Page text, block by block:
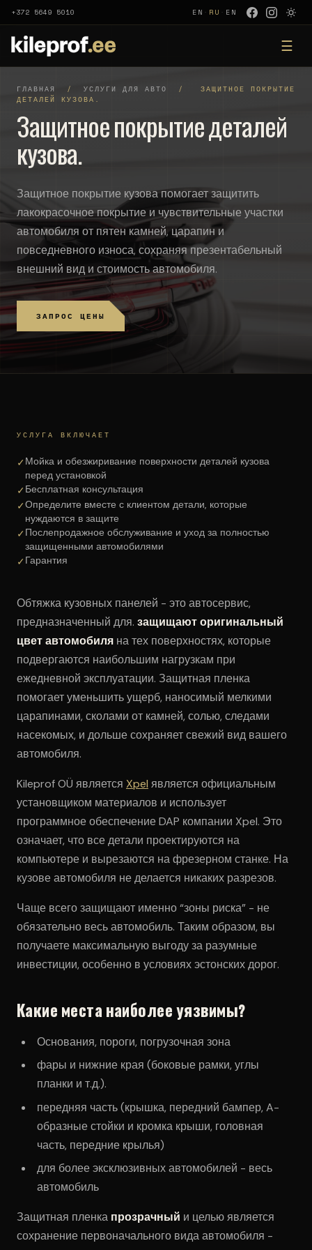
+372 5649 5010 EN · RU · EN
☰
ГЛАВНАЯ / УСЛУГИ ДЛЯ АВТО /
ЗАЩИТНОЕ ПОКРЫТИЕ
ДЕТАЛЕЙ КУЗОВА.
Защитное покрытие деталей
кузова.
Защитное покрытие кузова помогает защитить
лакокрасочное покрытие и чувствительные участки
автомобиля от пятен камней, царапин и
повседневного износа, сохраняя презентабельный
внешний вид и стоимость автомобиля.
ЗАПРОС ЦЕНЫ
УСЛУГА ВКЛЮЧАЕТ
✓Мойка и обезжиривание поверхности деталей кузова
перед установкой
✓Бесплатная консультация
✓Определите вместе с клиентом детали, которые
нуждаются в защите
✓Послепродажное обслуживание и уход за полностью
защищенными автомобилями
✓Гарантия
Обтяжка кузовных панелей - это автосервис,
предназначенный для. защищают оригинальный
цвет автомобиля на тех поверхностях, которые
подвергаются наибольшим нагрузкам при
ежедневной эксплуатации. Защитная пленка
помогает уменьшить ущерб, наносимый мелкими
царапинами, сколами от камней, солью, следами
насекомых, и дольше сохраняет свежий вид вашего
автомобиля.
Kileprof OÜ является Xpel является официальным
установщиком материалов и использует
программное обеспечение DAP компании Xpel. Это
означает, что все детали проектируются на
компьютере и вырезаются на фрезерном станке. На
кузове автомобиля не делается никаких разрезов.
Чаще всего защищают именно “зоны риска” - не
обязательно весь автомобиль. Таким образом, вы
получаете максимальную выгоду за разумные
инвестиции, особенно в условиях эстонских дорог.
Какие места наиболее уязвимы?
Основания, пороги, погрузочная зона
фары и нижние края (боковые рамки, углы
планки и т.д.).
передняя часть (крышка, передний бампер, A-
образные стойки и кромка крыши, головная
часть, передние крылья)
для более эксклюзивных автомобилей - весь
автомобиль
Защитная пленка прозрачный и целью является
сохранение первоначального вида автомобиля -